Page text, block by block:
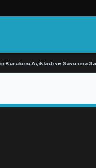
Açıkladı ve Savunma